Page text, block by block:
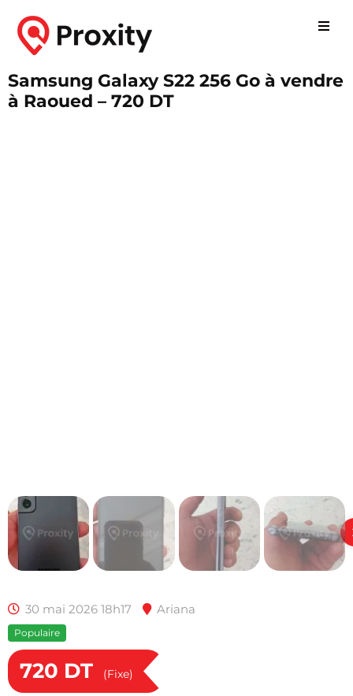
Samsung Galaxy S22 256 Go à vendre
à Raoued – 720 DT
30 mai 2026 18h17 Ariana
Populaire
720 DT (Fixe)